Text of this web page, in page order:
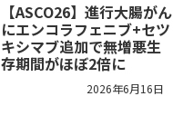
【ASCO26】進行大腸がん
にエンコラフェニブ+セツ
キシマブ追加で無増悪生
存期間がほぼ2倍に
2026年6月16日